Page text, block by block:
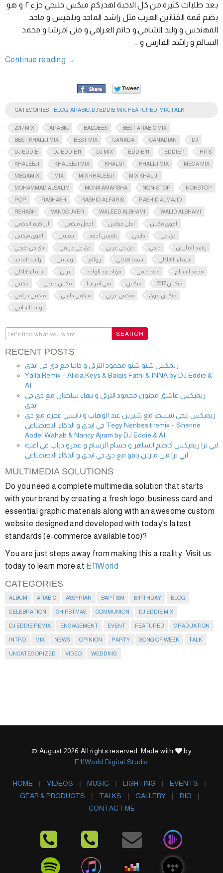
بعد طلبات كثيرة من كل الاحبة اهديكم ميكس خليجي جزء ٢ و هو
يضم قمة الفنانين العرب مثل راشد الماجد وبلقيس و ماجد
المهندس و وليد الشامي و حاتم العراقي و منى امرشا و محمد
السالم و راشد الفارس و …
Continue reading →
CATEGORIES BLOG ARABIC DJ EDDIE MIX FEATURED MIX TALK
2017 MIX ARABIC BALQEES
BEST ARABIC MIX
BEST KHALIJI MIX
BEST MIX CANADA CANADIAN
DJ
DJ EDDIE
DJ EDDIE11 DJ MIX EDDIE 11 EDDIE11
HITS
KHALEEJI
KHALEEJI MIX KHALIJI KHALIJI MIX
MEGA MIX
MEGAMIX
MIX MIX KHALEEJI
MIX KHALIJI
MOHAMMAD ALSALIM
MONA AMARSHA NON-STOP
NONSTOP
POP
RASHASH RASHID ALFARIS
RASHID ALMAJID
RSHASH
VANCOUVER WALEED ALSHAMI
WALID ALSHAMI
ابراهيم الحكمي
اجمل ميكس احلى ميكس
اقوى مكس
اقوى ميكس
بلقيس بلقيس احمد خليجي
دي جي
دي جي خليجي
دي جي عراقي دي جي عربي ديجي
راشد الفارس
راشد الماجد
رشاش روائع شيما هلالي
شيماء الهلالي
شيماء هلالي
عربي فؤاد عبد الواحد قائد حلمي
محمد السالم
مكس
مكس خليجي منى امرشا ميكس
ميكس 2017
ميكس خرافي
ميكس خليجي ميكس عربي
ميكس قوي
وليد الشامي
RECENT POSTS
ريمكس شنو شنو محمود التركي و داليا مع دي جي ايدي
Yalla Remix – Alicia Keys & Balqis Fathi & INNA by DJ Eddie &
AI
ريميكس عاشق مجنون محمود التركي و بهاء سلطان مع دي جي
ايدي
ريميكس تيجي ننبسط مع شيرين عبد الوهاب و نانسي عجرم مع دي
جي ايدي و الذكاء الاصطناعي Tegy Nenbesit remix – Sherine
Abdel Wahab & Nancy Ajram by DJ Eddie & AI
لبي ترا ريميكس كاظم الساهر و حسام الرسام و عمرو دياب في اغنية
لبي ترا من مارتن ياقو مع دي جي ايدي و الذكاء الاصطناعي
MULTIMEDIA SOLUTIONS
Do you need a complete multimedia solution that starts
with your brand by creating a fresh logo, business card and
essential graphic materials along with an awesome custom
website designed and developed with today's latest
standards (e-commerce available too)?
You are just steps away from making this a reality. Visit us
today to learn more at E11World
CATEGORIES
ALBUM ARABIC ASSYRIAN BAPTISM BIRTHDAY BLOG
CELEBRATION CHIRSTMAS COMMUNION DJ EDDIE MIX
DJ EDDIE REMIX ENGAGEMENT EVENT FEATURED GRADUATION
INTRO MIX NEWS OPINION PARTY SONG OF WEEK TALK
UNCATEGORIZED VIDEO WEDDING
© August 2026 All rights reserved. Made with
by
E11World Digital Studio
HOME VIDEOS MUSIC LIGHTING
EVENTS
GEAR & PRODUCTS
TALKS GALLERY
BIO
CONTACT ME